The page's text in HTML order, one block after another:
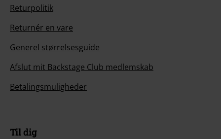
Returpolitik
Returnér en vare
Generel størrelsesguide
Afslut mit Backstage Club medlemskab
Betalingsmuligheder
Til dig